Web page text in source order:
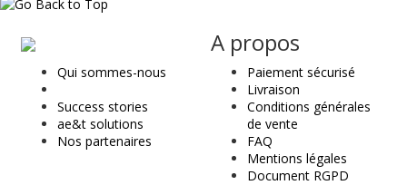
ae
&
t
Qui sommes-nous
Success stories
ae&t solutions
Nos partenaires
A propos
Paiement sécurisé
Livraison
Conditions générales
de vente
FAQ
Mentions légales
Document RGPD